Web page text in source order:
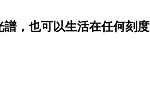
，也可以生活在任何刻度